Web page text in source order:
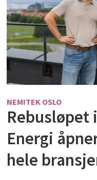
NEMITEK OSLO
Rebusløpet
Energi
hele